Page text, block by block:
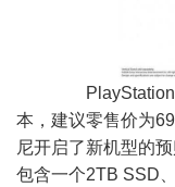
PlayStation 5
本，建议零售价为
尼开启了新机型的
包含一个2TB SSD